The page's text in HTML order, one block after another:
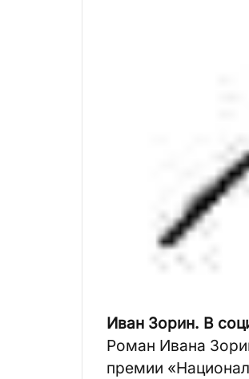
Иван Зорин. В
Роман Ивана
премии